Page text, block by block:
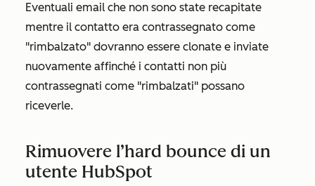
Eventuali email che non sono state recapitate
mentre il contatto era contrassegnato come
"rimbalzato" dovranno essere clonate e inviate
nuovamente affinché i contatti non più
contrassegnati come "rimbalzati" possano
riceverle.
Rimuovere l’hard bounce di un
utente HubSpot